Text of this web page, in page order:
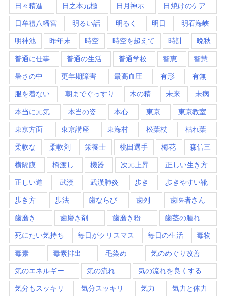
日々精進 日之本元極 日月神示 日焼けのケア
日牟禮八幡宮 明るい話 明るく 明日 明石海峡
明神池 昨年末 時空 時空を超えて 時計 晩秋
普通に仕事 普通の生活 普通学校 智恵 智慧
暑さの中 更年期障害 最高血圧 有形 有無
服を着ない 朝までぐっすり 木の精 未来 未病
本当に元気 本当の姿 本心 東京 東京教室
東京方面 東京講座 東海村 松葉杖 枯れ葉
柔軟な 柔軟剤 栄養士 桃田選手 梅花 森信三
横隔膜 橋渡し 機器 次元上昇 正しい生き方
正しい道 武漢 武漢肺炎 歩き 歩きやすい靴
歩き方 歩法 歯ならび 歯列 歯医者さん
歯磨き 歯磨き剤 歯磨き粉 歯茎の腫れ
死にたい気持ち 毎日がクリスマス 毎日の生活 毒物
毒素 毒素排出 毛染め 気のめぐり改善
気のエネルギー 気の流れ 気の流れを良くする
気分もスッキリ 気分スッキリ 気力 気力と体力